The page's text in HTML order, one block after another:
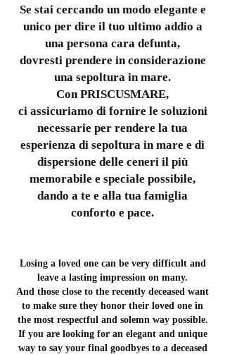
Se stai cercando un modo elegante e
unico per dire il tuo ultimo addio a
una persona cara defunta,
dovresti prendere in considerazione
una sepoltura in mare.
Con PRISCUSMARE,
ci assicuriamo di fornire le soluzioni
necessarie per rendere la tua
esperienza di sepoltura in mare e di
dispersione delle ceneri il più
memorabile e speciale possibile,
dando a te e alla tua famiglia
conforto e pace.
Losing a loved one can be very difficult and
leave a lasting impression on many.
And those close to the recently deceased want
to make sure they honor their loved one in
the most respectful and solemn way possible.
If you are looking for an elegant and unique
way to say your final goodbyes to a deceased